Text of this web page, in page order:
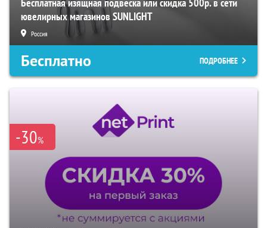
Бесплатная изящная подвеска или скидка 500р. в сети
ювелирных магазинов SUNLIGHT
Россия
Бесплатно ПОДРОБНЕЕ
-30%